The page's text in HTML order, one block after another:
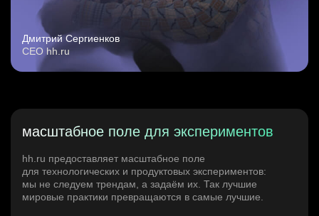
Дмитрий Сергиенков
CEO hh.ru
масштабное поле для экспериментов
hh.ru предоставляет масштабное поле
для технологических и продуктовых экспериментов:
мы не следуем трендам, а задаём их. Так лучшие
мировые практики превращаются в самые лучшие.